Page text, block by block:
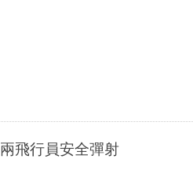
飛行員安全彈射